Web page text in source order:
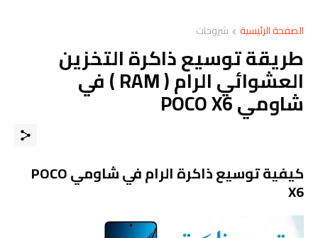
الصفحة الرئيسية شروحات
طريقة توسيع ذاكرة التخزين
العشوائي الرام ( RAM ) في
شاومي POCO X6
كيفية توسيع ذاكرة الرام في شاومي POCO
X6